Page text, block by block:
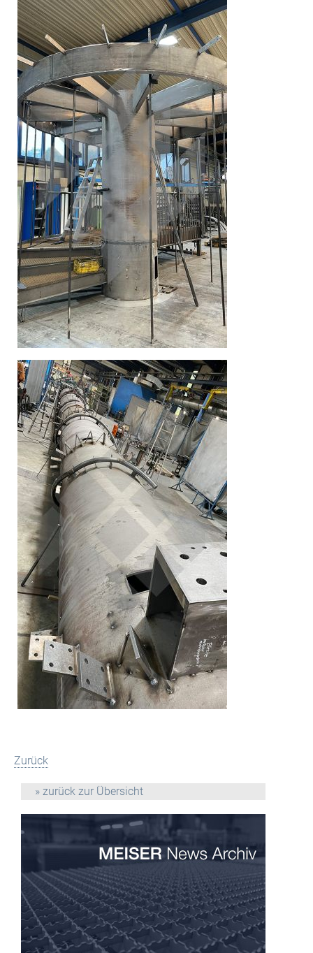
Zurück
» zurück zur Übersicht